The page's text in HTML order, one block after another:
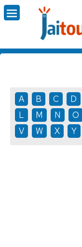
A B C D
L
M N O
V
W X Y